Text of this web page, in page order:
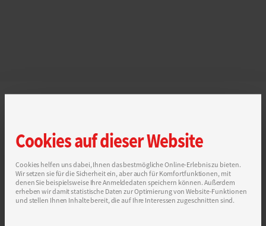
Cookies auf dieser Website
Cookies helfen uns dabei, Ihnen das bestmögliche Online-Erlebnis zu bieten.
Wir setzen sie für die Sicherheit ein, aber auch für Komfortfunktionen, mit
denen Sie beispielsweise Ihre Anmeldedaten speichern können. Außerdem
erheben wir damit statistische Daten zur Optimierung von Website-Funktionen
und stellen Ihnen Inhalte bereit, die auf Ihre Interessen zugeschnitten sind.